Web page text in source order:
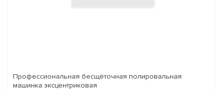
Профессиональная бесщёточная полировальная
машинка эксцентриковая